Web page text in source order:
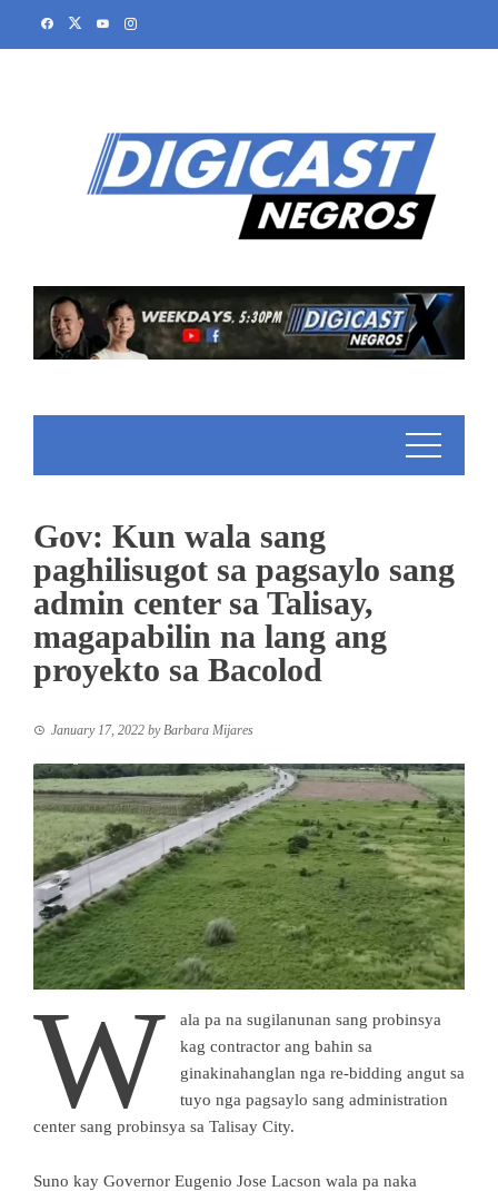
Gov: Kun wala sang
paghilisugot sa pagsaylo sang
admin center sa Talisay,
magapabilin na lang ang
proyekto sa Bacolod
January 17, 2022 by Barbara Mijares
W
ala pa na sugilanunan sang probinsya
kag contractor ang bahin sa
ginakinahanglan nga re-bidding angut sa
tuyo nga pagsaylo sang administration
center sang probinsya sa Talisay City.
Suno kay Governor Eugenio Jose Lacson wala pa naka